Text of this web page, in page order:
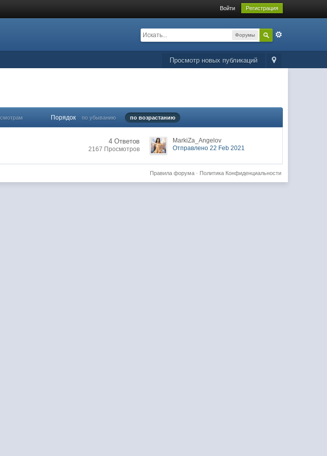
Войти Регистрация
Форумы
Просмотр новых публикаций
Порядок по убыванию по возрастанию
4 Ответов
2167 Просмотров
MarkiZa_Angelov
Отправлено 22 Feb 2021
Политика Конфиденциальности
Правила форума·